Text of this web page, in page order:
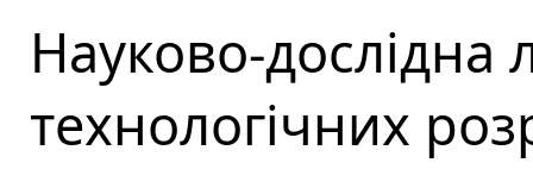
Науково-дослідна
технологічних